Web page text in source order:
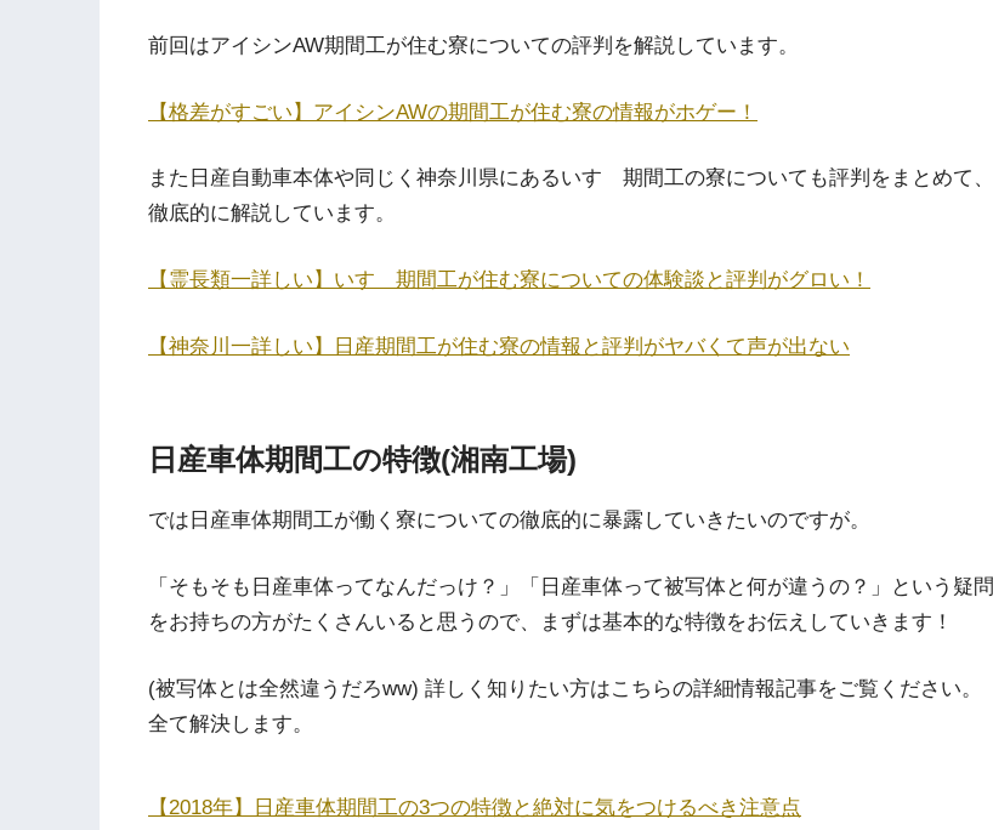
前回はアイシンAW期間工が住む寮についての評判を解説しています。
【格差がすごい】アイシンAWの期間工が住む寮の情報がホゲー！
また日産自動車本体や同じく神奈川県にあるいすゞ期間工の寮についても評判をまとめて、
徹底的に解説しています。
【霊長類一詳しい】いすゞ期間工が住む寮についての体験談と評判がグロい！
【神奈川一詳しい】日産期間工が住む寮の情報と評判がヤバくて声が出ない
日産車体期間工の特徴(湘南工場)
では日産車体期間工が働く寮についての徹底的に暴露していきたいのですが。
「そもそも日産車体ってなんだっけ？」「日産車体って被写体と何が違うの？」という疑問
をお持ちの方がたくさんいると思うので、まずは基本的な特徴をお伝えしていきます！
(被写体とは全然違うだろww) 詳しく知りたい方はこちらの詳細情報記事をご覧ください。
全て解決します。
【2018年】日産車体期間工の3つの特徴と絶対に気をつけるべき注意点